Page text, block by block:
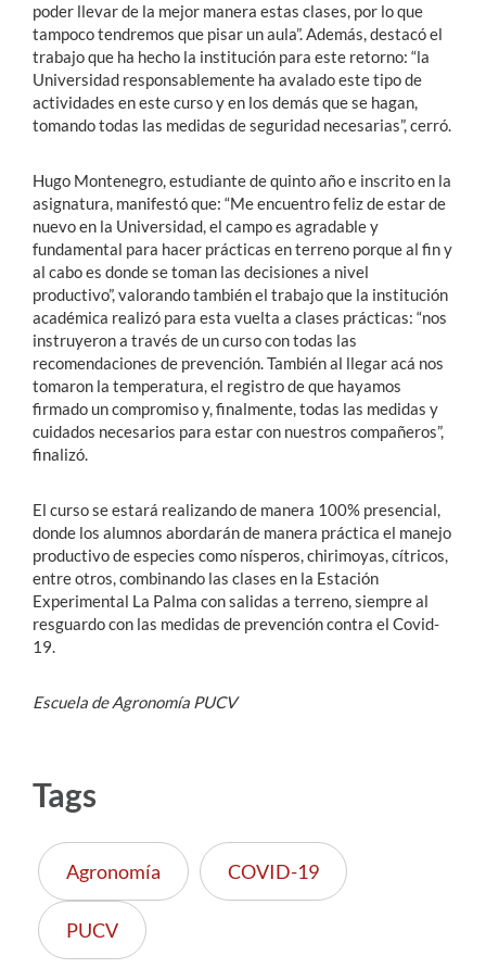
poder llevar de la mejor manera estas clases, por lo que
tampoco tendremos que pisar un aula”. Además, destacó el
trabajo que ha hecho la institución para este retorno: “la
Universidad responsablemente ha avalado este tipo de
actividades en este curso y en los demás que se hagan,
tomando todas las medidas de seguridad necesarias”, cerró.
Hugo Montenegro, estudiante de quinto año e inscrito en la
asignatura, manifestó que: “Me encuentro feliz de estar de
nuevo en la Universidad, el campo es agradable y
fundamental para hacer prácticas en terreno porque al fin y
al cabo es donde se toman las decisiones a nivel
productivo”, valorando también el trabajo que la institución
académica realizó para esta vuelta a clases prácticas: “nos
instruyeron a través de un curso con todas las
recomendaciones de prevención. También al llegar acá nos
tomaron la temperatura, el registro de que hayamos
firmado un compromiso y, finalmente, todas las medidas y
cuidados necesarios para estar con nuestros compañeros”,
finalizó.
El curso se estará realizando de manera 100% presencial,
donde los alumnos abordarán de manera práctica el manejo
productivo de especies como nísperos, chirimoyas, cítricos,
entre otros, combinando las clases en la Estación
Experimental La Palma con salidas a terreno, siempre al
resguardo con las medidas de prevención contra el Covid-
19.
Escuela de Agronomía PUCV
Tags
Agronomía COVID-19
PUCV